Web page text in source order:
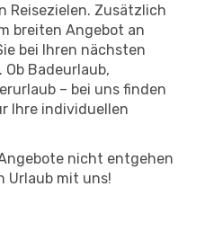
Reisezielen. Zusätzlich
breiten Angebot an
bei Ihren nächsten
Ob Badeurlaub,
– bei uns finden
Ihre individuellen
nicht entgehen
Urlaub mit uns!